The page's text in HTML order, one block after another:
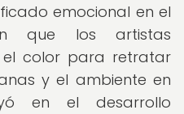
emocional en el
que los artistas
color para retratar
y el ambiente en
en el desarrollo